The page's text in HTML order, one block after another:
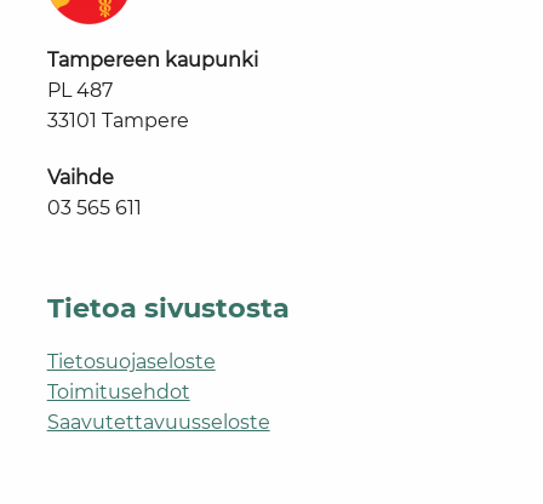
Tampereen kaupunki
PL 487
33101 Tampere
Vaihde
03 565 611
Tietoa sivustosta
Tietosuojaseloste
Toimitusehdot
Saavutettavuusseloste